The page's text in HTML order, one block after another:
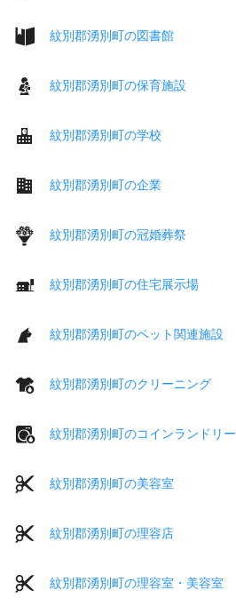
紋別郡湧別町の図書館
紋別郡湧別町の保育施設
紋別郡湧別町の学校
紋別郡湧別町の企業
紋別郡湧別町の冠婚葬祭
紋別郡湧別町の住宅展示場
紋別郡湧別町のペット関連施設
紋別郡湧別町のクリーニング
紋別郡湧別町のコインランドリー
紋別郡湧別町の美容室
紋別郡湧別町の理容店
紋別郡湧別町の理容室・美容室